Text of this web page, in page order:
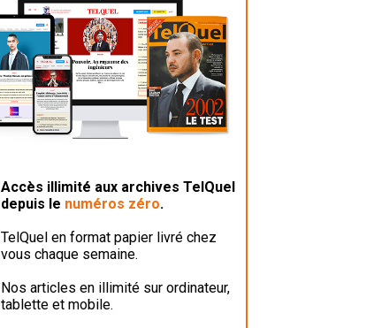
Accès illimité aux archives TelQuel
depuis le numéros zéro.
TelQuel en format papier livré chez
vous chaque semaine.
Nos articles en illimité sur ordinateur,
tablette et mobile.